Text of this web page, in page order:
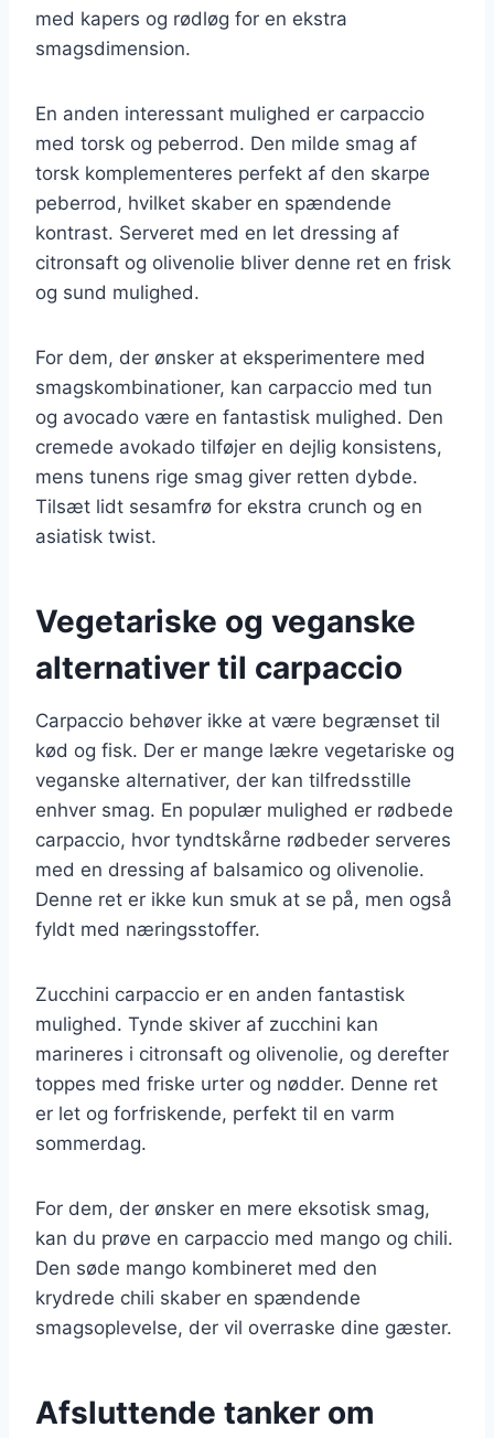
med kapers og rødløg for en ekstra
smagsdimension.
En anden interessant mulighed er carpaccio
med torsk og peberrod. Den milde smag af
torsk komplementeres perfekt af den skarpe
peberrod, hvilket skaber en spændende
kontrast. Serveret med en let dressing af
citronsaft og olivenolie bliver denne ret en frisk
og sund mulighed.
For dem, der ønsker at eksperimentere med
smagskombinationer, kan carpaccio med tun
og avocado være en fantastisk mulighed. Den
cremede avokado tilføjer en dejlig konsistens,
mens tunens rige smag giver retten dybde.
Tilsæt lidt sesamfrø for ekstra crunch og en
asiatisk twist.
Vegetariske og veganske
alternativer til carpaccio
Carpaccio behøver ikke at være begrænset til
kød og fisk. Der er mange lækre vegetariske og
veganske alternativer, der kan tilfredsstille
enhver smag. En populær mulighed er rødbede
carpaccio, hvor tyndtskårne rødbeder serveres
med en dressing af balsamico og olivenolie.
Denne ret er ikke kun smuk at se på, men også
fyldt med næringsstoffer.
Zucchini carpaccio er en anden fantastisk
mulighed. Tynde skiver af zucchini kan
marineres i citronsaft og olivenolie, og derefter
toppes med friske urter og nødder. Denne ret
er let og forfriskende, perfekt til en varm
sommerdag.
For dem, der ønsker en mere eksotisk smag,
kan du prøve en carpaccio med mango og chili.
Den søde mango kombineret med den
krydrede chili skaber en spændende
smagsoplevelse, der vil overraske dine gæster.
Afsluttende tanker om